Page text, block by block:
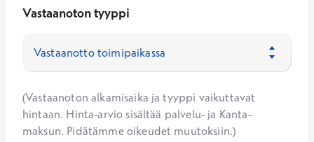
Vastaanoton tyyppi
(Vastaanoton alkamisaika ja tyyppi vaikuttavat
hintaan. Hinta-arvio sisältää palvelu- ja Kanta-
maksun. Pidätämme oikeudet muutoksiin.)